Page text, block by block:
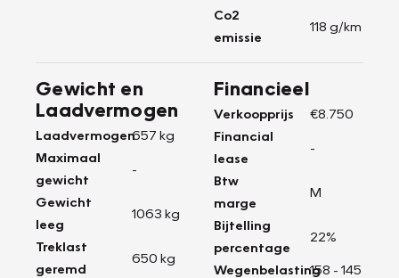
Co2
emissie
118 g/km
Gewicht en
Laadvermogen
Laadvermogen657 kg
Maximaal
gewicht
-
Gewicht
leeg
1063 kg
Treklast
geremd
650 kg
Financieel
Verkoopprijs
€8.750
Financial
lease
-
Btw
marge
M
Bijtelling
percentage
22%
Wegenbelasting158 - 145